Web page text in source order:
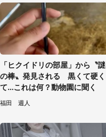
「ヒクイドリの部屋」から〝謎
の棒〟発見される 黒くて硬く
て...これは何？動物園に聞く
福田 週人